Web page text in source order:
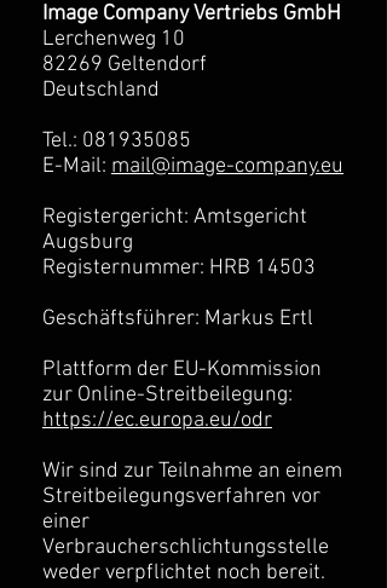
Image Company Vertriebs GmbH
Lerchenweg 10
82269 Geltendorf
Deutschland
Tel.: 081935085
E-Mail: mail@image-company.eu
Registergericht: Amtsgericht
Augsburg
Registernummer: HRB 14503
Geschäftsführer: Markus Ertl
Plattform der EU-Kommission
zur Online-Streitbeilegung:
https://ec.europa.eu/odr
Wir sind zur Teilnahme an einem
Streitbeilegungsverfahren vor
einer
Verbraucherschlichtungsstelle
weder verpflichtet noch bereit.